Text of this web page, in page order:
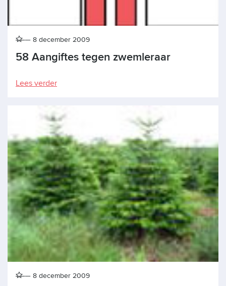
58 Aangiftes tegen zwemleraar
8 december 2009
Lees verder
8 december 2009